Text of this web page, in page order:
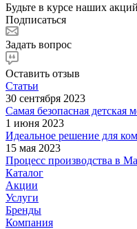
Будьте в курсе наших
Подписаться
Задать вопрос
Оставить отзыв
Статьи
30 сентября 2023
Самая безопасная детская
1 июня 2023
Идеальное решение для
15 мая 2023
Процесс производства в
Каталог
Акции
Услуги
Бренды
Компания